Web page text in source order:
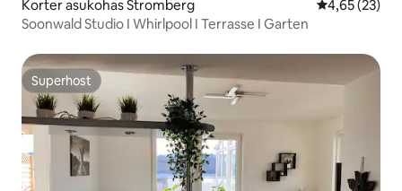
Korter asukohas Stromberg Keskmine
4,65 (23)
Soonwald Studio I Whirlpool I Terrasse I Garten
Superhost
Superhost